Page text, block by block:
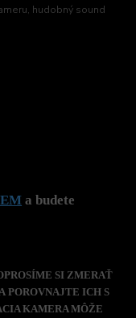
hudobný sound
a budete
SI ZMERAŤ
POROVNAJTE ICH S
KAMERA MÔŽE